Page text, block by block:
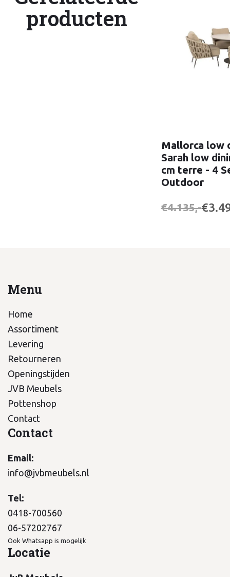
producten
Mallorca low
Sarah low
cm terre - 4
Outdoor
€4.135,-
Menu
Home
Assortiment
Levering
Retourneren
Openingstijden
JVB Meubels
Pottenshop
Contact
Contact
Email:
info@jvbmeubels.nl
Tel:
0418-700560
06-57202767
Ook Whatsapp is mogelijk
Locatie